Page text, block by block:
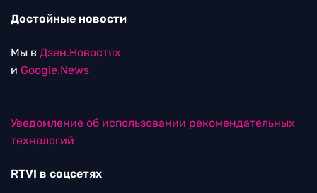
Достойные новости
Мы в Дзен.Новостях
и Google.News
Уведомление об использовании рекомендательных
технологий
RTVI в соцсетях